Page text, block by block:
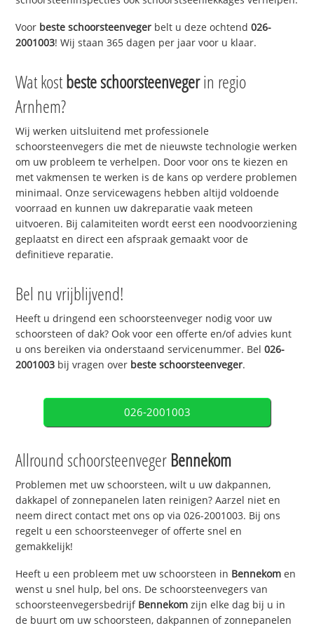
Voor beste schoorsteenveger belt u deze ochtend026-
2001003! Wij staan 365 dagen per jaar voor u klaar.
Wat kostbeste schoorsteenvegerin regio
Arnhem?
Wij werken uitsluitend met professionele
schoorsteenvegers die met de nieuwste technologie werken
om uw probleem te verhelpen. Door voor ons te kiezen en
met vakmensen te werken is de kans op verdere problemen
minimaal. Onze servicewagens hebben altijd voldoende
voorraad en kunnen uw dakreparatie vaak meteen
uitvoeren. Bij calamiteiten wordt eerst een noodvoorziening
geplaatst en direct een afspraak gemaakt voor de
definitieve reparatie.
Bel nu vrijblijvend!
Heeft u dringend een schoorsteenveger nodig voor uw
schoorsteen of dak? Ook voor een offerte en/of advies kunt
u ons bereiken via onderstaand servicenummer. Bel026-
2001003 bij vragen over beste schoorsteenveger.
026-2001003
Allround schoorsteenveger Bennekom
Problemen met uw schoorsteen, wilt u uw dakpannen,
dakkapel of zonnepanelen laten reinigen? Aarzel niet en
neem direct contact met ons op via 026-2001003. Bij ons
regelt u een schoorsteenveger of offerte snel en
gemakkelijk!
Heeft u een probleem met uw schoorsteen in Bennekom en
wenst u snel hulp, bel ons. De schoorsteenvegers van
schoorsteenvegersbedrijf Bennekom zijn elke dag bij u in
de buurt om uw schoorsteen, dakpannen of zonnepanelen